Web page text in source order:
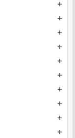
add
add
add
add
add
add
add
add
add
add